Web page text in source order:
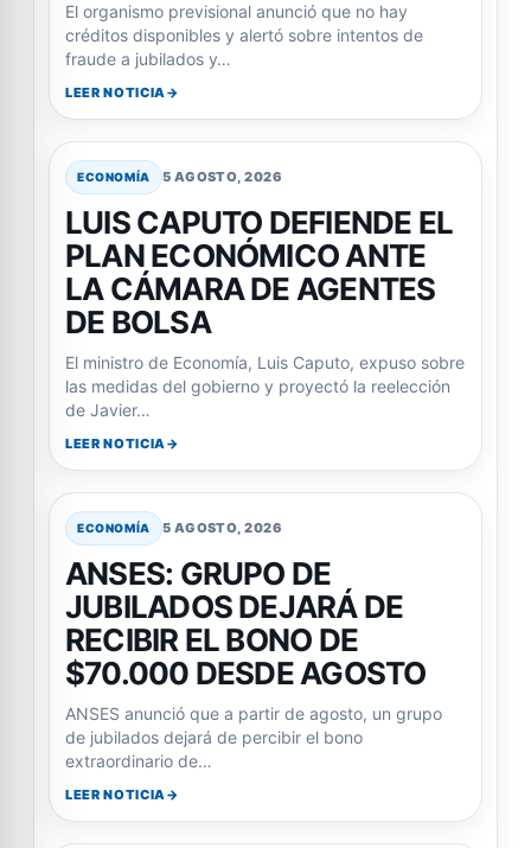
El organismo previsional anunció que no hay
créditos disponibles y alertó sobre intentos de
fraude a jubilados y…
LEER NOTICIA
ECONOMÍA 5 AGOSTO, 2026
LUIS CAPUTO DEFIENDE EL
PLAN ECONÓMICO ANTE
LA CÁMARA DE AGENTES
DE BOLSA
El ministro de Economía, Luis Caputo, expuso sobre
las medidas del gobierno y proyectó la reelección
de Javier…
LEER NOTICIA
ECONOMÍA 5 AGOSTO, 2026
ANSES: GRUPO DE
JUBILADOS DEJARÁ DE
RECIBIR EL BONO DE
$70.000 DESDE AGOSTO
ANSES anunció que a partir de agosto, un grupo
de jubilados dejará de percibir el bono
extraordinario de…
LEER NOTICIA